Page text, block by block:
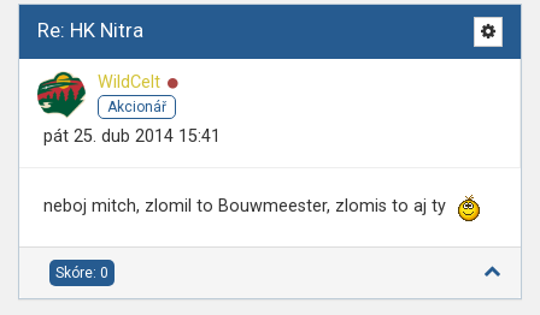
Re: HK Nitra
WildCelt
Akcionář
pát 25. dub 2014 15:41
neboj mitch, zlomil to Bouwmeester, zlomis to aj ty
Skóre: 0